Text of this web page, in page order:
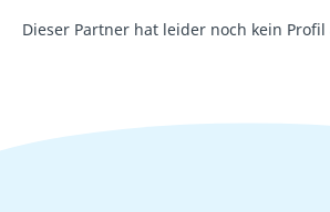
Dieser Partner hat leider noch kein